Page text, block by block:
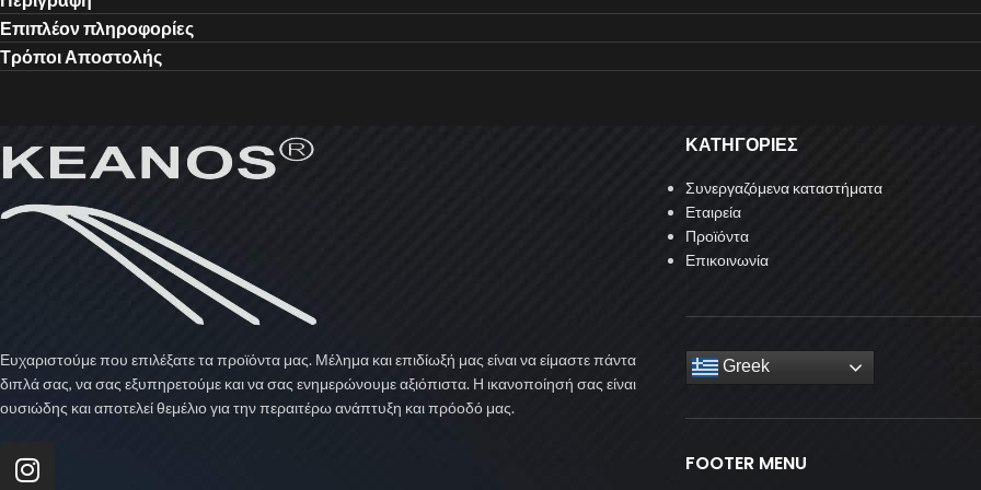
Επιπλέον πληροφορίες
Τρόποι Αποστολής
Ευχαριστούμε που επιλέξατε τα προϊόντα μας. Μέλημα και επιδίωξή μας είναι να είμαστε πάντα
διπλά σας, να σας εξυπηρετούμε και να σας ενημερώνουμε αξιόπιστα. Η ικανοποίησή σας είναι
ουσιώδης και αποτελεί θεμέλιο για την περαιτέρω ανάπτυξη και πρόοδό μας.
ΚΑΤΗΓΟΡΙΕΣ
Συνεργαζόμενα καταστήματα
Εταιρεία
Προϊόντα
Επικοινωνία
Greek
FOOTER MENU